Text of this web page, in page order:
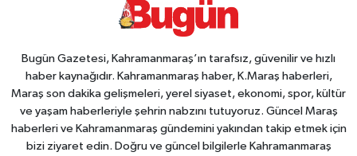
Bugün Gazetesi, Kahramanmaraş’ın tarafsız, güvenilir ve hızlı
haber kaynağıdır. Kahramanmaraş haber, K.Maraş haberleri,
Maraş son dakika gelişmeleri, yerel siyaset, ekonomi, spor, kültür
ve yaşam haberleriyle şehrin nabzını tutuyoruz. Güncel Maraş
haberleri ve Kahramanmaraş gündemini yakından takip etmek için
bizi ziyaret edin. Doğru ve güncel bilgilerle Kahramanmaraş